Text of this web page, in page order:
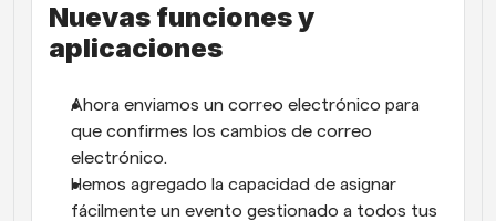
Nuevas funciones y
aplicaciones
Ahora enviamos un correo electrónico para
que confirmes los cambios de correo
electrónico.
Hemos agregado la capacidad de asignar
fácilmente un evento gestionado a todos tus